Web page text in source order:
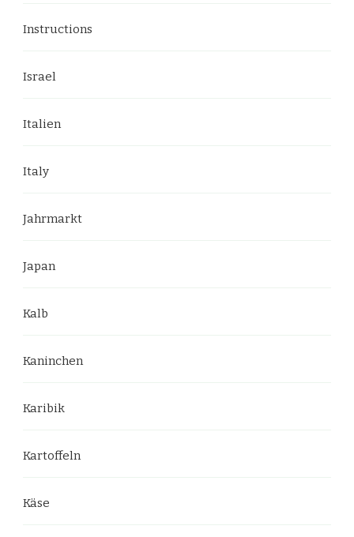
Instructions
Israel
Italien
Italy
Jahrmarkt
Japan
Kalb
Kaninchen
Karibik
Kartoffeln
Käse